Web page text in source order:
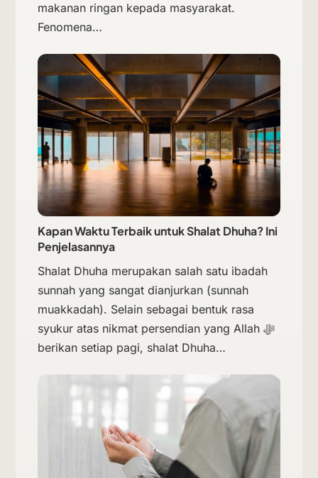
makanan ringan kepada masyarakat.
Fenomena…
Kapan Waktu Terbaik untuk Shalat Dhuha? Ini
Penjelasannya
Shalat Dhuha merupakan salah satu ibadah
sunnah yang sangat dianjurkan (sunnah
muakkadah). Selain sebagai bentuk rasa
syukur atas nikmat persendian yang Allah ﷻ
berikan setiap pagi, shalat Dhuha…